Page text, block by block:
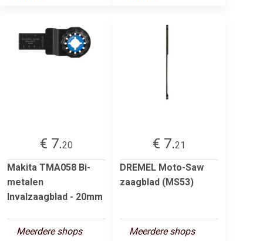
€ 7.20
Makita TMA058 Bi-
metalen
Invalzaagblad - 20mm
Meerdere shops
€ 7.21
DREMEL Moto-Saw
zaagblad (MS53)
Meerdere shops